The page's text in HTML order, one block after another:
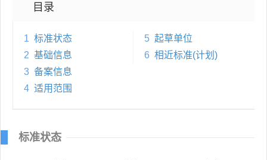
目录
1 标准状态
2 基础信息
3 备案信息
4 适用范围
5 起草单位
6 相近标准(计划)
标准状态